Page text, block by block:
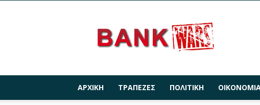
ΑΡΧΙΚΉ ΤΡΆΠΕΖΕΣ ΠΟΛΙΤΙΚΉ